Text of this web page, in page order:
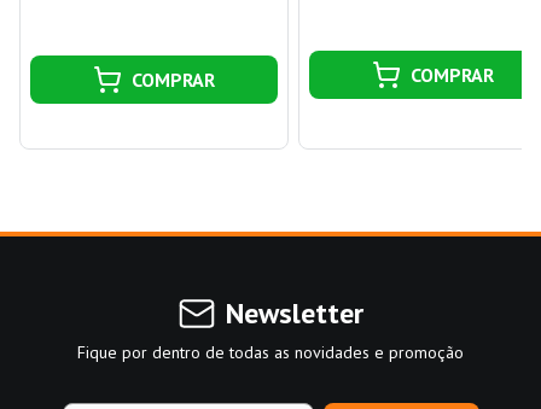
COMPRAR COMPRAR
Newsletter
Fique por dentro de todas as novidades e promoção